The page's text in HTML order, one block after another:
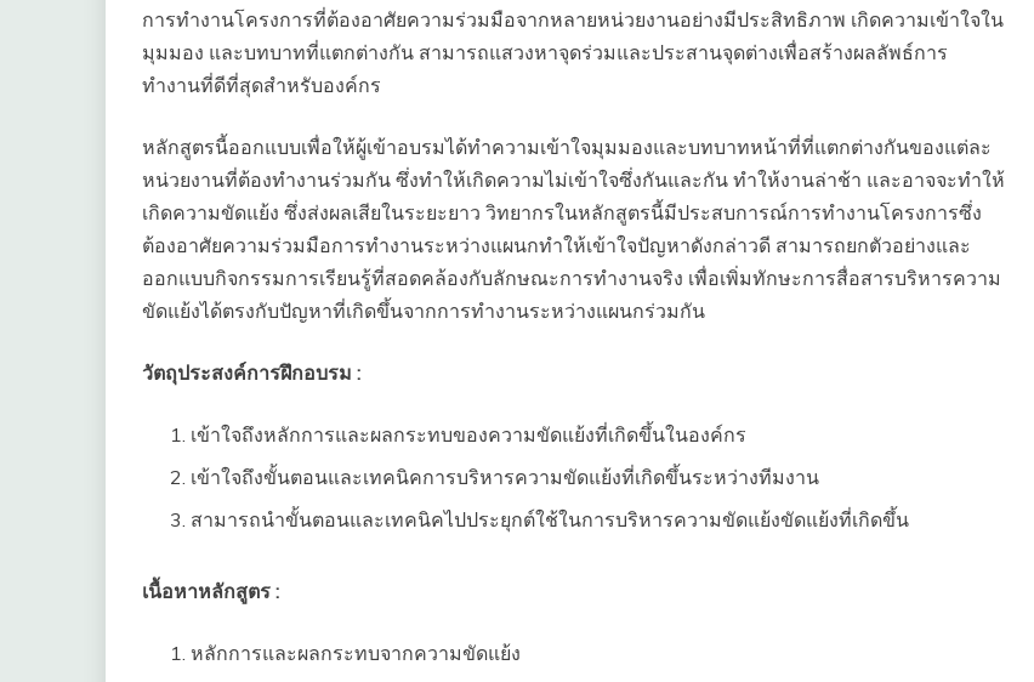
การทำงานโครงการที่ต้องอาศัยความร่วมมือจากหลายหน่วยงานอย่างมีประสิทธิภาพ เกิดความเข้าใจใน
มุมมอง และบทบาทที่แตกต่างกัน สามารถแสวงหาจุดร่วมและประสานจุดต่างเพื่อสร้างผลลัพธ์การ
ทำงานที่ดีที่สุดสำหรับองค์กร
หลักสูตรนี้ออกแบบเพื่อให้ผู้เข้าอบรมได้ทำความเข้าใจมุมมองและบทบาทหน้าที่ที่แตกต่างกันของแต่ละ
หน่วยงานที่ต้องทำงานร่วมกัน ซึ่งทำให้เกิดความไม่เข้าใจซึ่งกันและกัน ทำให้งานล่าช้า และอาจจะทำให้
เกิดความขัดแย้ง ซึ่งส่งผลเสียในระยะยาว วิทยากรในหลักสูตรนี้มีประสบการณ์การทำงานโครงการซึ่ง
ต้องอาศัยความร่วมมือการทำงานระหว่างแผนกทำให้เข้าใจปัญหาดังกล่าวดี สามารถยกตัวอย่างและ
ออกแบบกิจกรรมการเรียนรู้ที่สอดคล้องกับลักษณะการทำงานจริง เพื่อเพิ่มทักษะการสื่อสารบริหารความ
ขัดแย้งได้ตรงกับปัญหาที่เกิดขึ้นจากการทำงานระหว่างแผนกร่วมกัน
วัตถุประสงค์การฝึกอบรม :
เข้าใจถึงหลักการและผลกระทบของความขัดแย้งที่เกิดขึ้นในองค์กร
เข้าใจถึงขั้นตอนและเทคนิคการบริหารความขัดแย้งที่เกิดขึ้นระหว่างทีมงาน
สามารถนำขั้นตอนและเทคนิคไปประยุกต์ใช้ในการบริหารความขัดแย้งขัดแย้งที่เกิดขึ้น
เนื้อหาหลักสูตร :
หลักการและผลกระทบจากความขัดแย้ง